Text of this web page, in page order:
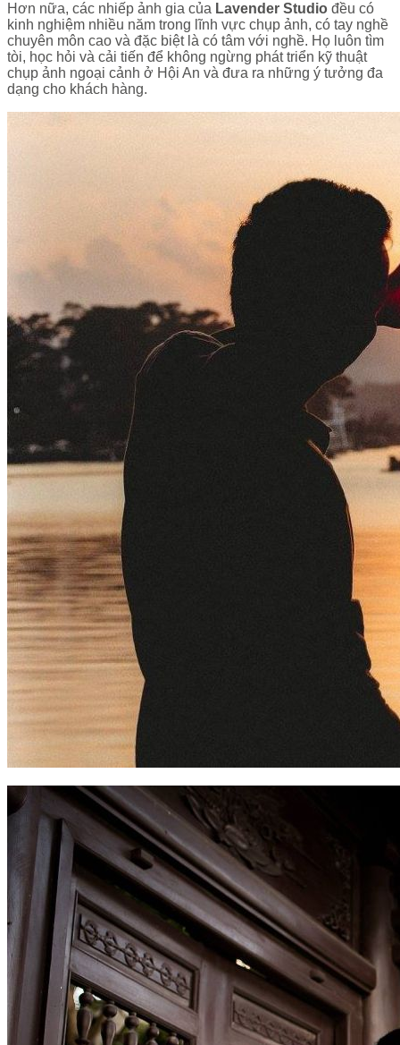
Hơn nữa, các nhiếp ảnh gia của Lavender Studio đều có
kinh nghiệm nhiều năm trong lĩnh vực chụp ảnh, có tay nghề
chuyên môn cao và đặc biệt là có tâm với nghề. Họ luôn tìm
tòi, học hỏi và cải tiến để không ngừng phát triển kỹ thuật
chụp ảnh ngoại cảnh ở Hội An và đưa ra những ý tưởng đa
dạng cho khách hàng.